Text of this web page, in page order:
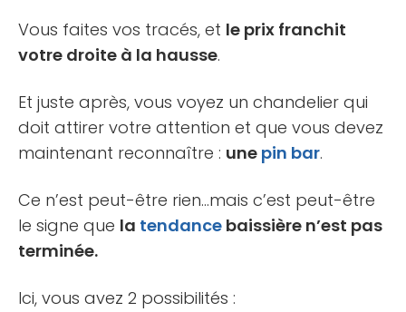
Vous faites vos tracés, et le prix franchit
votre droite à la hausse.
Et juste après, vous voyez un chandelier qui
doit attirer votre attention et que vous devez
maintenant reconnaître : une pin bar.
Ce n’est peut-être rien…mais c’est peut-être
le signe que la tendance baissière n’est pas
terminée.
Ici, vous avez 2 possibilités :